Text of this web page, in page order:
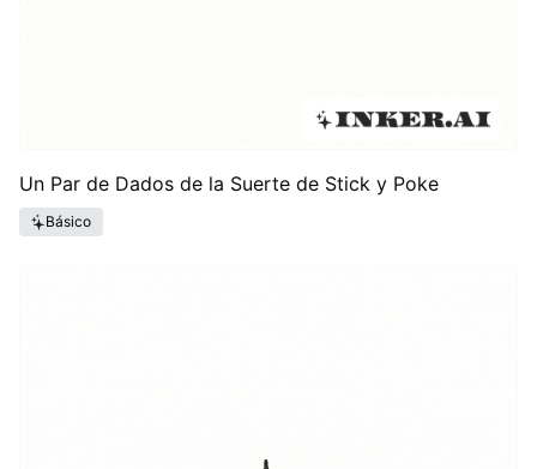
Un Par de Dados de la Suerte de Stick y Poke
Básico